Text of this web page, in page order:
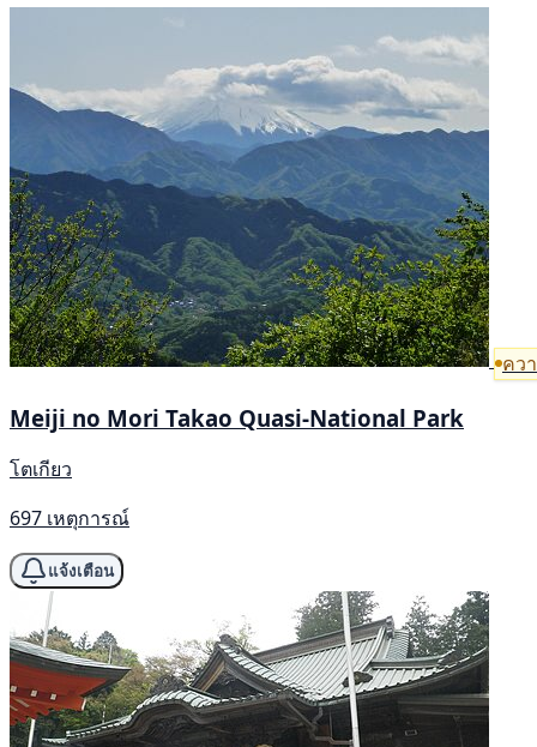
คว
Meiji no Mori Takao Quasi-National Park
โตเกียว
697 เหตุการณ์
แจ้งเตือน